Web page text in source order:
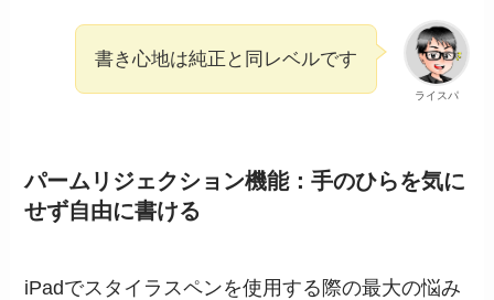
ライスパ
書き心地は純正と同レベルです
パームリジェクション機能：手のひらを気に
せず自由に書ける
iPadでスタイラスペンを使用する際の最大の悩み